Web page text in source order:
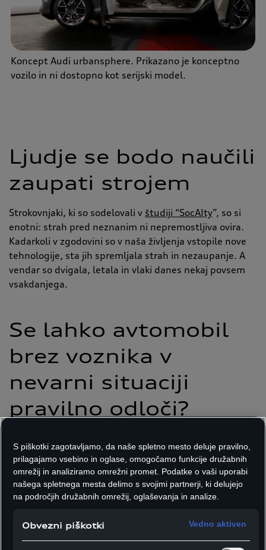
Koncept Audi urbansphere. Prikazano je konceptno
vozilo in ni dostopno kot serijski model.
Ljudje se bodo naučili
zaupati strojem
Strokovnjaki, ki so sodelovali v študiji “SocAIty”, so si
enotni: strah pred neznanim ni nepremostljiva ovira.
Kadarkoli v zgodovini so v naša življenja vstopile nove
tehnologije, sta jih spremljala strah in nezaupanje. A
vendar so dvigala, letala in vlaki danes nekaj povsem
vsakdanjega.
Se lahko avtomobil
brez voznika v
nevarni situaciji
pravilno odloči?
sprejme pravilno odločitev. Ta pomislek pa se ni pojavil
šele z avtonomno vožnjo, v etiki je predmet razprave že
desetletja. V “dilemi tramvaja” (Trolley problem),
znanemu miselnemu eksperimentu, si predstavljamo
privezana na tirnice, drvi pobegli tramvaj. Posameznik
bi tramvaj lahko preusmeril na drug tir, kjer negibno
S piškotki zagotavljamo, da naše spletno mesto deluje pravilno,
prilagajamo vsebino in oglase, omogočamo funkcije družabnih
omrežij in analiziramo omrežni promet. Podatke o vaši uporabi
našega spletnega mesta delimo s svojimi partnerji, ki delujejo
na področjih družabnih omrežij, oglaševanja in analize.
Obvezni piškotki Vedno aktiven